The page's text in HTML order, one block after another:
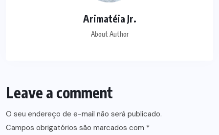
Arimatéia Jr.
About Author
Leave a comment
O seu endereço de e-mail não será publicado.
Campos obrigatórios são marcados com *